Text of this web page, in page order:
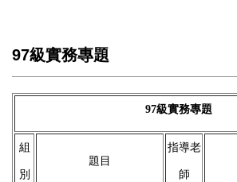
97級實務專題
97級實務專題
組
別
題目
指導老
師